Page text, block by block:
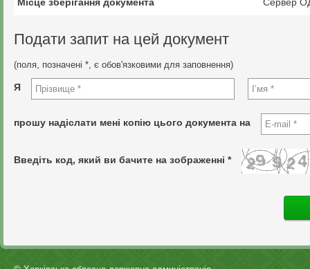
Подати запит на цей документ
(поля, позначені *, є обов'язковими для заповнення)
Я
прошу надіслати мені копію цього документа на
Введіть код, який ви бачите на зображенні *